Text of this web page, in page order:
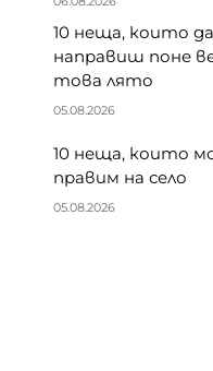
10 неща, които да
направиш поне
това лято
05.08.2026
10 неща, които
правим на село
05.08.2026